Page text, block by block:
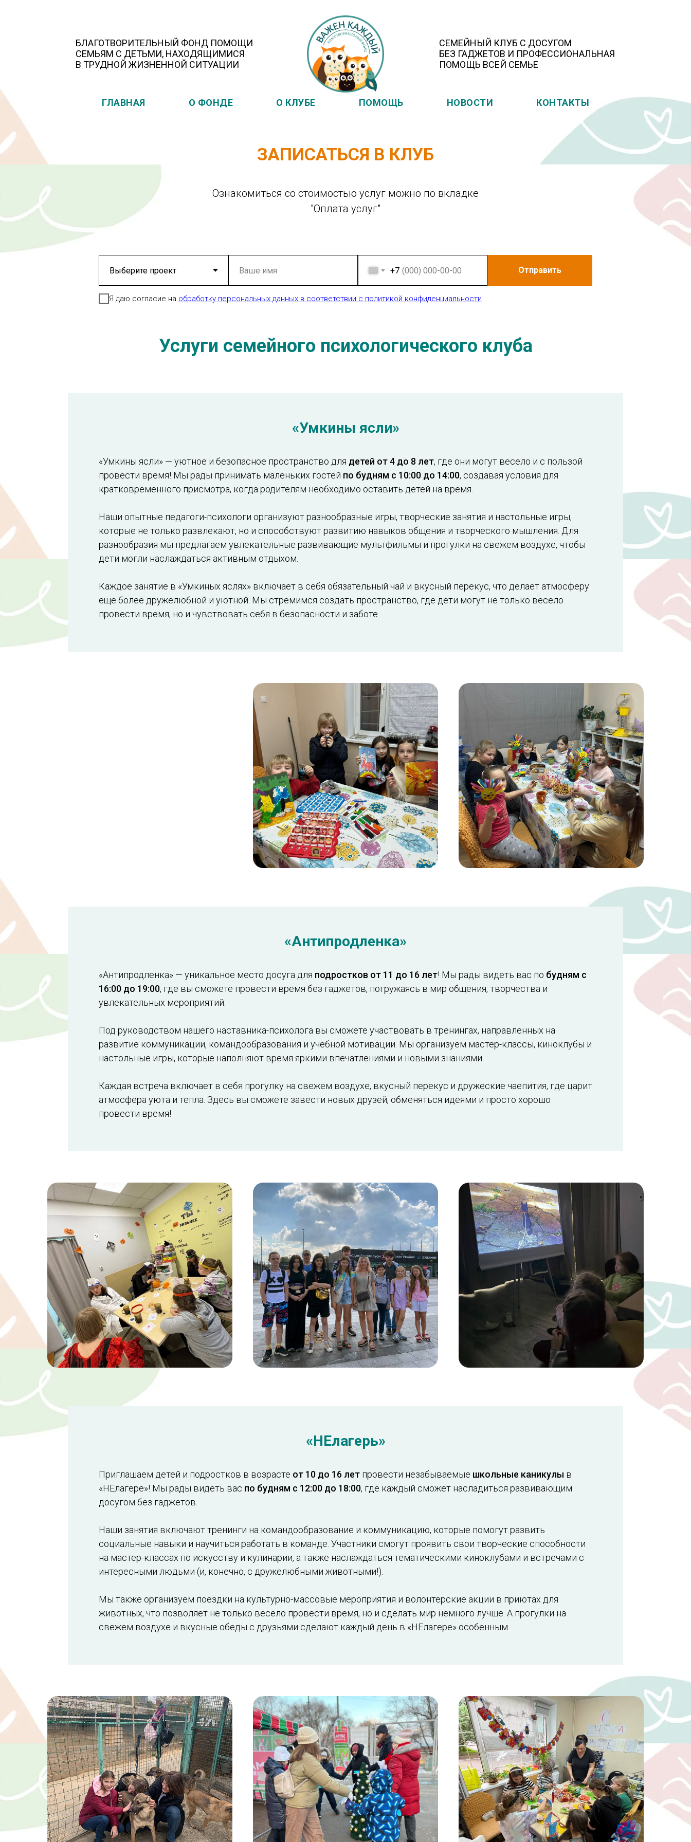
БЛАГОТВОРИТЕЛЬНЫЙ ФОНД ПОМОЩИ
СЕМЬЯМ С ДЕТЬМИ, НАХОДЯЩИМИСЯ
В ТРУДНОЙ ЖИЗНЕННОЙ СИТУАЦИИ
СЕМЕЙНЫЙ КЛУБ С ДОСУГОМ
БЕЗ ГАДЖЕТОВ И ПРОФЕССИОНАЛЬНАЯ
ПОМОЩЬ ВСЕЙ СЕМЬЕ
ГЛАВНАЯ О ФОНДЕ О КЛУБЕ ПОМОЩЬ НОВОСТИ КОНТАКТЫ
ЗАПИСАТЬСЯ В КЛУБ
Ознакомиться со стоимостью услуг можно по вкладке
"Оплата услуг"
+7
Я даю согласие на обработку персональных данных в соответствии с политикой конфиденциальности
Отправить
Услуги семейного психологического клуба
«Умкины ясли»
«Умкины ясли» — уютное и безопасное пространство для детей от 4 до 8 лет, где они могут весело и с пользой
провести время! Мы рады принимать маленьких гостей по будням с 10:00 до 14:00, создавая условия для
кратковременного присмотра, когда родителям необходимо оставить детей на время.
Наши опытные педагоги-психологи организуют разнообразные игры, творческие занятия и настольные игры,
которые не только развлекают, но и способствуют развитию навыков общения и творческого мышления. Для
разнообразия мы предлагаем увлекательные развивающие мультфильмы и прогулки на свежем воздухе, чтобы
дети могли наслаждаться активным отдыхом.
Каждое занятие в «Умкиных яслях» включает в себя обязательный чай и вкусный перекус, что делает атмосферу
ещё более дружелюбной и уютной. Мы стремимся создать пространство, где дети могут не только весело
провести время, но и чувствовать себя в безопасности и заботе.
«Антипродленка»
«Антипродленка» — уникальное место досуга для подростков от 11 до 16 лет! Мы рады видеть вас по будням с
16:00 до 19:00, где вы сможете провести время без гаджетов, погружаясь в мир общения, творчества и
увлекательных мероприятий.
Под руководством нашего наставника-психолога вы сможете участвовать в тренингах, направленных на
развитие коммуникации, командообразования и учебной мотивации. Мы организуем мастер-классы, киноклубы и
настольные игры, которые наполняют время яркими впечатлениями и новыми знаниями.
Каждая встреча включает в себя прогулку на свежем воздухе, вкусный перекус и дружеские чаепития, где царит
атмосфера уюта и тепла. Здесь вы сможете завести новых друзей, обменяться идеями и просто хорошо
провести время!
«НЕлагерь»
Приглашаем детей и подростков в возрасте от 10 до 16 лет провести незабываемые школьные каникулы в
«НЕлагере»! Мы рады видеть вас по будням с 12:00 до 18:00, где каждый сможет насладиться развивающим
досугом без гаджетов.
Наши занятия включают тренинги на командообразование и коммуникацию, которые помогут развить
социальные навыки и научиться работать в команде. Участники смогут проявить свои творческие способности
на мастер-классах по искусству и кулинарии, а также наслаждаться тематическими киноклубами и встречами с
интересными людьми (и, конечно, с дружелюбными животными!).
Мы также организуем поездки на культурно-массовые мероприятия и волонтерские акции в приютах для
животных, что позволяет не только весело провести время, но и сделать мир немного лучше. А прогулки на
свежем воздухе и вкусные обеды с друзьями сделают каждый день в «НЕлагере» особенным.